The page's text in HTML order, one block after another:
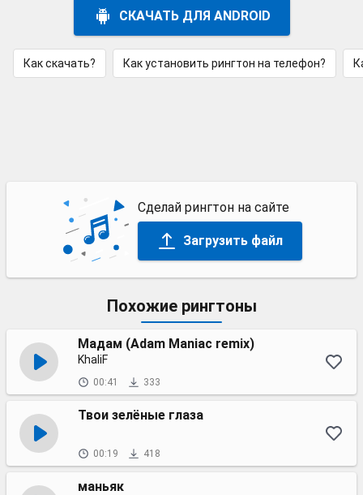
СКАЧАТЬ ДЛЯ ANDROID
Как скачать? Как установить рингтон на телефон?
Сделай рингтон на сайте
Загрузить файл
Похожие рингтоны
Мадам (Adam Maniac remix)
KhaliF
00:41 333
Твои зелёные глаза
00:19 418
маньяк